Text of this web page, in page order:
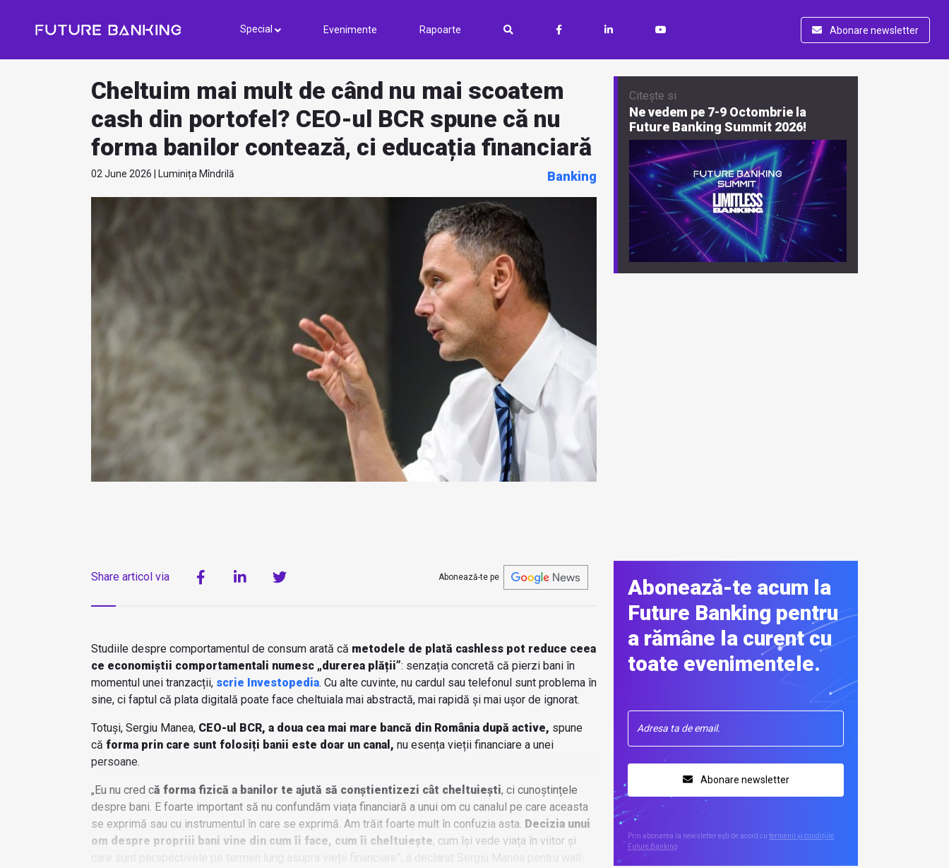
Special Evenimente Rapoarte Abonare newsletter
Cheltuim mai mult de când nu mai scoatem
cash din portofel? CEO-ul BCR spune că nu
forma banilor contează, ci educația financiară
02 June 2026 | Luminița Mîndrilă Banking
Citește si
Ne vedem pe 7-9 Octombrie la
Future Banking Summit 2026!
Share articol via Abonează-te pe
Studiile despre comportamentul de consum arată că metodele de plată cashless pot reduce ceea
ce economiștii comportamentali numesc „durerea plății”: senzația concretă că pierzi bani în
momentul unei tranzacții, scrie Investopedia. Cu alte cuvinte, nu cardul sau telefonul sunt problema în
sine, ci faptul că plata digitală poate face cheltuiala mai abstractă, mai rapidă și mai ușor de ignorat.
Totuși, Sergiu Manea, CEO-ul BCR, a doua cea mai mare bancă din România după active, spune
că forma prin care sunt folosiți banii este doar un canal, nu esența vieții financiare a unei
persoane.
„Eu nu cred că forma fizică a banilor te ajută să conștientizezi cât cheltuiești, ci cunoștințele
despre bani. E foarte important să nu confundăm viața financiară a unui om cu canalul pe care aceasta
se exprimă sau cu instrumentul în care se exprimă. Am trăit foarte mult în confuzia asta. Decizia unui
om despre propriii bani vine din cum îi face, cum îi cheltuiește, cum își vede viața în viitor și
Abonează-te acum la
Future Banking pentru
a rămâne la curent cu
toate evenimentele.
Abonare newsletter
Prin abonarea la newsletter ești de acord cu termenii și condițiile
Future Banking